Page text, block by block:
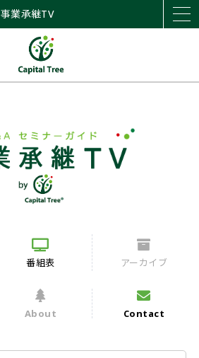
事業承継TV
番組表 アーカイブ
About Contact